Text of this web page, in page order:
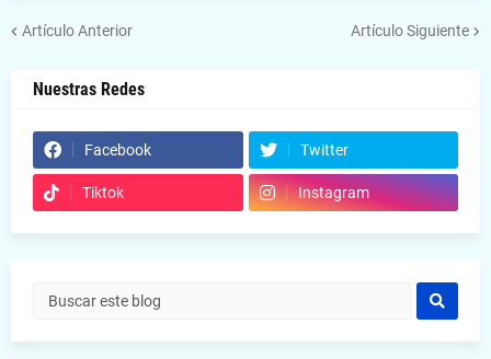
Artículo Anterior Artículo Siguiente
Nuestras Redes
Facebook Twitter
Tiktok Instagram